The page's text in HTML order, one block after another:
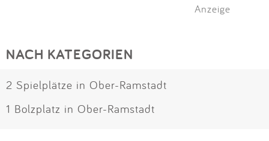
Anzeige
NACH KATEGORIEN
2 Spielplätze in Ober-Ramstadt
1 Bolzplatz in Ober-Ramstadt